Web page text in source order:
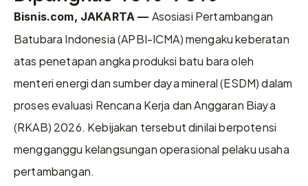
Bisnis.com, JAKARTA — Asosiasi Pertambangan
Batubara Indonesia (APBI-ICMA) mengaku keberatan
atas penetapan angka produksi batu bara oleh
menteri energi dan sumber daya mineral (ESDM) dalam
proses evaluasi Rencana Kerja dan Anggaran Biaya
(RKAB) 2026. Kebijakan tersebut dinilai berpotensi
mengganggu kelangsungan operasional pelaku usaha
pertambangan.